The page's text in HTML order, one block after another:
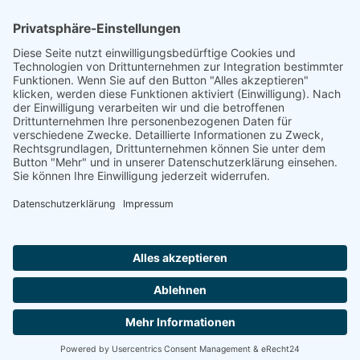
Footer
Cookie-Einstellungen Datenschutz
Impressum
intern
by